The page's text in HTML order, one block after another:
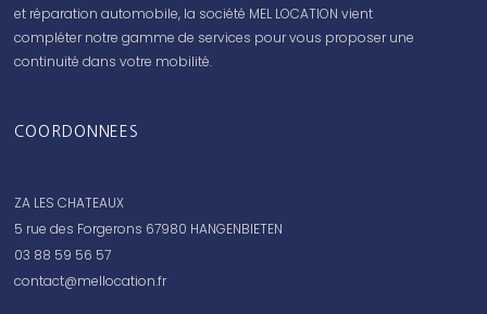
et réparation automobile, la société MEL LOCATION vient
compléter notre gamme de services pour vous proposer une
continuité dans votre mobilité.
COORDONNEES
ZA LES CHATEAUX
5 rue des Forgerons 67980 HANGENBIETEN
03 88 59 56 57
contact@mellocation.fr